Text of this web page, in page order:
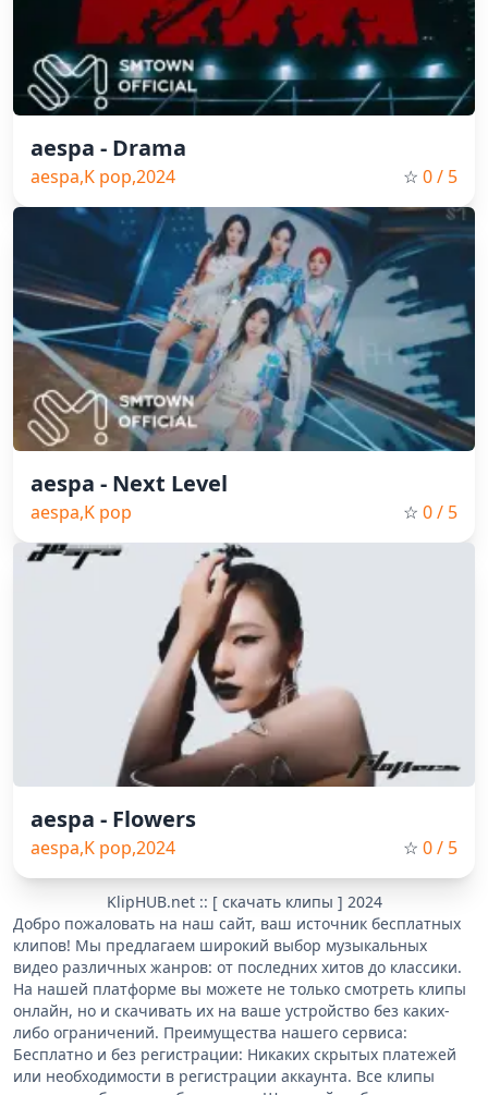
aespa - Drama
aespa,K pop,2024 ☆ 0/ 5
aespa - Next Level
aespa,K pop ☆ 0/ 5
aespa - Flowers
aespa,K pop,2024 ☆ 0/ 5
KlipHUB.net :: [ скачать клипы ] 2024
Добро пожаловать на наш сайт, ваш источник бесплатных
клипов! Мы предлагаем широкий выбор музыкальных
видео различных жанров: от последних хитов до классики.
На нашей платформе вы можете не только смотреть клипы
онлайн, но и скачивать их на ваше устройство без каких-
либо ограничений. Преимущества нашего сервиса:
Бесплатно и без регистрации: Никаких скрытых платежей
или необходимости в регистрации аккаунта. Все клипы